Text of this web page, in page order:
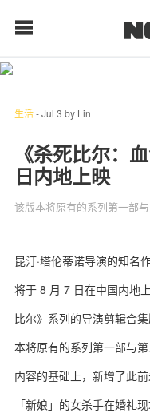
生活-Jul 3 by Lin
《杀死比尔：
日内地上映
该版本将原有的系列第一部
昆汀·塔伦蒂诺导演的知名
将于 8 月 7 日在中国内地
比尔》系列的导演剪辑合
本将原有的系列第一部与
内容的基础上，新增了此
「新娘」的女杀手在婚礼